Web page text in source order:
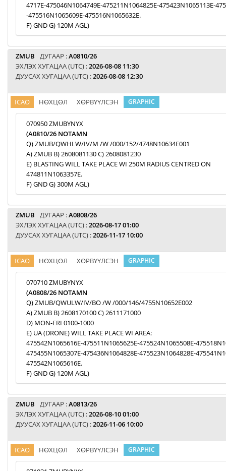
4717E-475046N1064749E-475211N1064825E-475423N1065113E-
-475516N1065609E-475516N1065632E.
F) GND G) 120M AGL)
ZMUB ДУГААР :A0810/26
ЭХЛЭХ ХУГАЦАА (UTC) :2026-08-08 11:30
ДУУСАХ ХУГАЦАА (UTC) :2026-08-08 12:30
ICAO НӨХЦӨЛ ХӨРВҮҮЛСЭН GRAPHIC
070950 ZMUBYNYX
(A0810/26 NOTAMN
Q) ZMUB/QWHLW/IV/M /W /000/152/4748N10634E001
A) ZMUB B) 2608081130 C) 2608081230
E) BLASTING WILL TAKE PLACE WI 250M RADIUS CENTRED ON
474811N1063357E.
F) GND G) 300M AGL)
ZMUB ДУГААР :A0808/26
ЭХЛЭХ ХУГАЦАА (UTC) :2026-08-17 01:00
ДУУСАХ ХУГАЦАА (UTC) :2026-11-17 10:00
ICAO НӨХЦӨЛ ХӨРВҮҮЛСЭН GRAPHIC
070710 ZMUBYNYX
(A0808/26 NOTAMN
Q) ZMUB/QWULW/IV/BO /W /000/146/4755N10652E002
A) ZMUB B) 2608170100 C) 2611171000
D) MON-FRI 0100-1000
E) UA (DRONE) WILL TAKE PLACE WI AREA:
475542N1065616E-475511N1065625E-475524N1065508E-
475455N1065307E-475436N1064828E-475523N1064828E-
475542N1065616E.
F) GND G) 120M AGL)
ZMUB ДУГААР :A0813/26
ЭХЛЭХ ХУГАЦАА (UTC) :2026-08-10 01:00
ДУУСАХ ХУГАЦАА (UTC) :2026-11-06 10:00
ICAO НӨХЦӨЛ ХӨРВҮҮЛСЭН GRAPHIC